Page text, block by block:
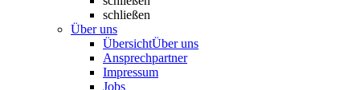
schließen
Über uns
ÜbersichtÜber uns
Ansprechpartner
Impressum
Jobs